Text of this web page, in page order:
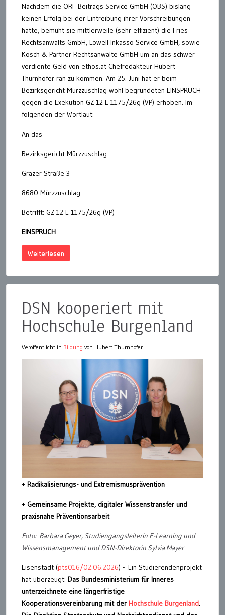
Nachdem die ORF Beitrags Service GmbH (OBS) bislang
keinen Erfolg bei der Eintreibung ihrer Vorschreibungen
hatte, bemüht sie mittlerweile (sehr effizient) die Fries
Rechtsanwalts GmbH, Lowell Inkasso Service GmbH, sowie
Kosch & Partner Rechtsanwälte GmbH um an das schwer
verdiente Geld von ethos.at Chefredakteur Hubert
Thurnhofer ran zu kommen. Am 25. Juni hat er beim
Bezirksgericht Mürzzuschlag wohl begründeten EINSPRUCH
gegen die Exekution GZ 12 E 1175/26g (VP) erhoben. Im
folgenden der Wortlaut:
An das
Bezirksgericht Mürzzuschlag
Grazer Straße 3
8680 Mürzzuschlag
Betrifft: GZ 12 E 1175/26g (VP)
EINSPRUCH
Weiterlesen
DSN kooperiert mit
Hochschule Burgenland
Veröffentlicht in Bildung von Hubert Thurnhofer
+ Radikalisierungs- und Extremismusprävention
+ Gemeinsame Projekte, digitaler Wissenstransfer und
praxisnahe Präventionsarbeit
Foto: Barbara Geyer, Studiengangsleiterin E-Learning und
Wissensmanagement und DSN-Direktorin Sylvia Mayer
Eisenstadt (pts016/02.06.2026) - Ein Studierendenprojekt
hat überzeugt: Das Bundesministerium für Inneres
unterzeichnete eine längerfristige
Kooperationsvereinbarung mit der Hochschule Burgenland.